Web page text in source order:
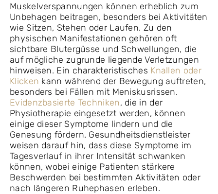
Muskelverspannungen können erheblich zum
Unbehagen beitragen, besonders bei Aktivitäten
wie Sitzen, Stehen oder Laufen. Zu den
physischen Manifestationen gehören oft
sichtbare Blutergüsse und Schwellungen, die
auf mögliche zugrunde liegende Verletzungen
hinweisen. Ein charakteristisches Knallen oder
Klicken kann während der Bewegung auftreten,
besonders bei Fällen mit Meniskusrissen.
Evidenzbasierte Techniken, die in der
Physiotherapie eingesetzt werden, können
einige dieser Symptome lindern und die
Genesung fördern. Gesundheitsdienstleister
weisen darauf hin, dass diese Symptome im
Tagesverlauf in ihrer Intensität schwanken
können, wobei einige Patienten stärkere
Beschwerden bei bestimmten Aktivitäten oder
nach längeren Ruhephasen erleben.